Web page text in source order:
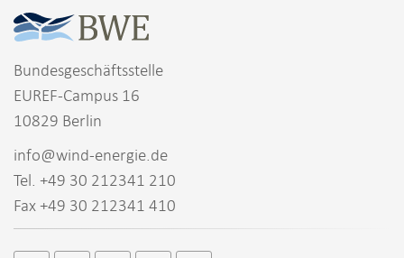
Bundesgeschäftsstelle
EUREF-Campus 16
10829 Berlin
info@wind-energie.de
Tel. +49 30 212341 210
Fax +49 30 212341 410